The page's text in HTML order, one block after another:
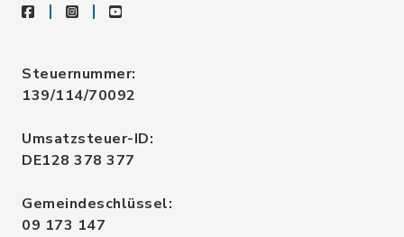
facebookinstagramyoutube
Steuernummer:
139/114/70092
Umsatzsteuer-ID:
DE128 378 377
Gemeindeschlüssel:
09 173 147